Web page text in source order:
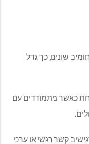
שונים, כך גדל
כאשר מתמודדים עם
קשר רגשי או ערכי